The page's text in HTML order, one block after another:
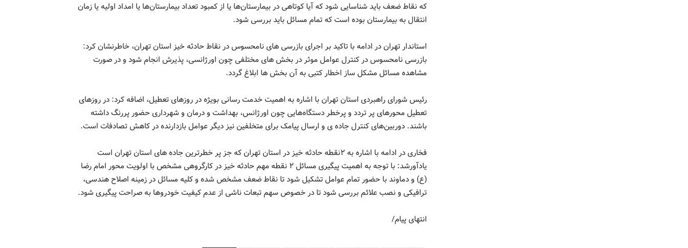
که نقاط ضعف باید شناسایی شود که آیا کوتاهی در بیمارستان‌ها یا از کمبود تعداد بیمارستان‌ها یا امداد اولیه یا زمان
انتقال به بیمارستان بوده است که تمام مسائل باید بررسی شود.
استاندار تهران در ادامه با تاکید بر اجرای بازرسی های نامحسوس در نقاط حادثه خیز استان تهران، خاطرنشان کرد:
بازرسی نامحسوس در کنترل عوامل موثر در بخش های مختلفی چون اورژانسی، پذیرش انجام شود و در صورت
مشاهده مسائل مشکل ساز اخطار کتبی به آن بخش ها ابلاغ گردد.
رئیس شورای راهبردی استان تهران با اشاره به اهمیت خدمت رسانی بویژه در روزهای تعطیل، اضافه کرد: در روزهای
تعطیل محورهای پر تردد و پرخطر دستگاه‌هایی چون اورژانس، بهداشت و درمان و شهرداری حضور پررنگ داشته
باشند. دوربین‌های کنترل جاده ی و ارسال پیامک برای متخلفین نیز دیگر عوامل بازدارنده در کاهش تصادفات است.
فخاری در ادامه با اشاره به ۲نقطه حادثه خیز در استان تهران که جز پر خطرترین جاده های استان تهران است
یادآورشد: با توجه به اهمیت پیگیری مسائل ۲ نقطه مهم حادثه خیز در کارگروهی مشخص با اولویت محور امام رضا
(ع) و دماوند با حضور تمام عوامل تشکیل شود تا نقاط ضعف مشخص شده و کلیه مسائل در زمینه اصلاح هندسی،
ترافیکی و نصب علائم بررسی شود تا در خصوص سهم تبعات ناشی از عدم کیفیت خودروها به صراحت پیگیری شود.
انتهای پیام/